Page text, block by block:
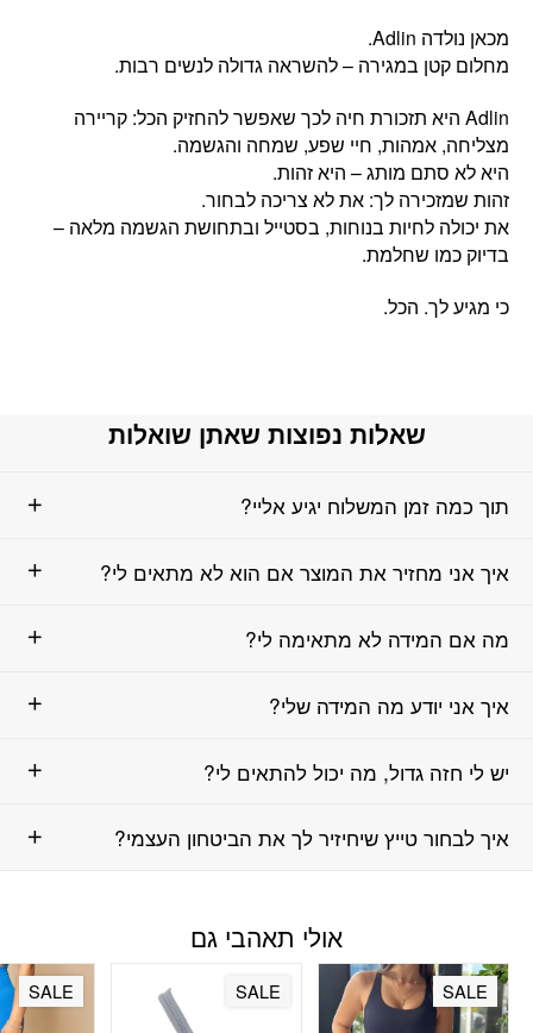
מכאן נולדה Adlin.
מחלום קטן במגירה – להשראה גדולה לנשים רבות.
‏Adlin היא תזכורת חיה לכך שאפשר להחזיק הכל: קריירה
מצליחה, אמהות, חיי שפע, שמחה והגשמה.
היא לא סתם מותג – היא זהות.
זהות שמזכירה לך: את לא צריכה לבחור.
את יכולה לחיות בנוחות, בסטייל ובתחושת הגשמה מלאה –
בדיוק כמו שחלמת.
כי מגיע לך. הכל.
שאלות נפוצות שאתן שואלות
תוך כמה זמן המשלוח יגיע אליי?
איך אני מחזיר את המוצר אם הוא לא מתאים לי?
מה אם המידה לא מתאימה לי?
איך אני יודע מה המידה שלי?
יש לי חזה גדול, מה יכול להתאים לי?
איך לבחור טייץ שיחיזיר לך את הביטחון העצמי?
אולי תאהבי גם
SALE
SALE
SALE